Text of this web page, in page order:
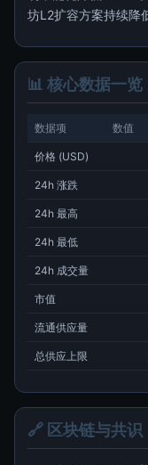
坊L2扩容方案持续降
📊 核心数据一览
数据项 数值
价格 (USD)
24h 涨跌
24h 最高
24h 最低
24h 成交量
市值
流通供应量
总供应上限
🔗 区块链与共识